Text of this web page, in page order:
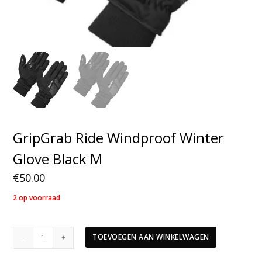
GripGrab Ride Windproof Winter
Glove Black M
€50.00
2 op voorraad
GripGrab
TOEVOEGEN AAN WINKELWAGEN